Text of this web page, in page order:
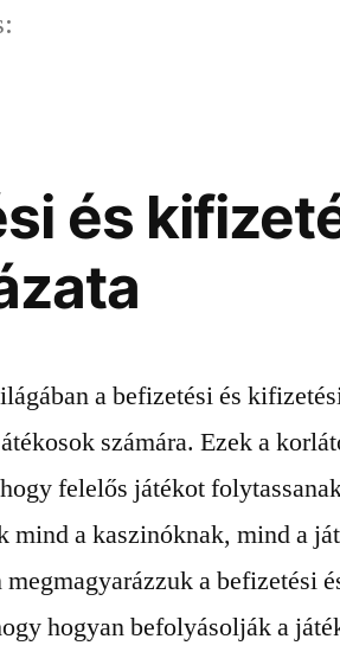
és
a befizetési és
számára. Ezek a
felelős játékot
mind a kaszinóknak, mind a
megmagyarázzuk a befizetési
hogyan befolyásolják a